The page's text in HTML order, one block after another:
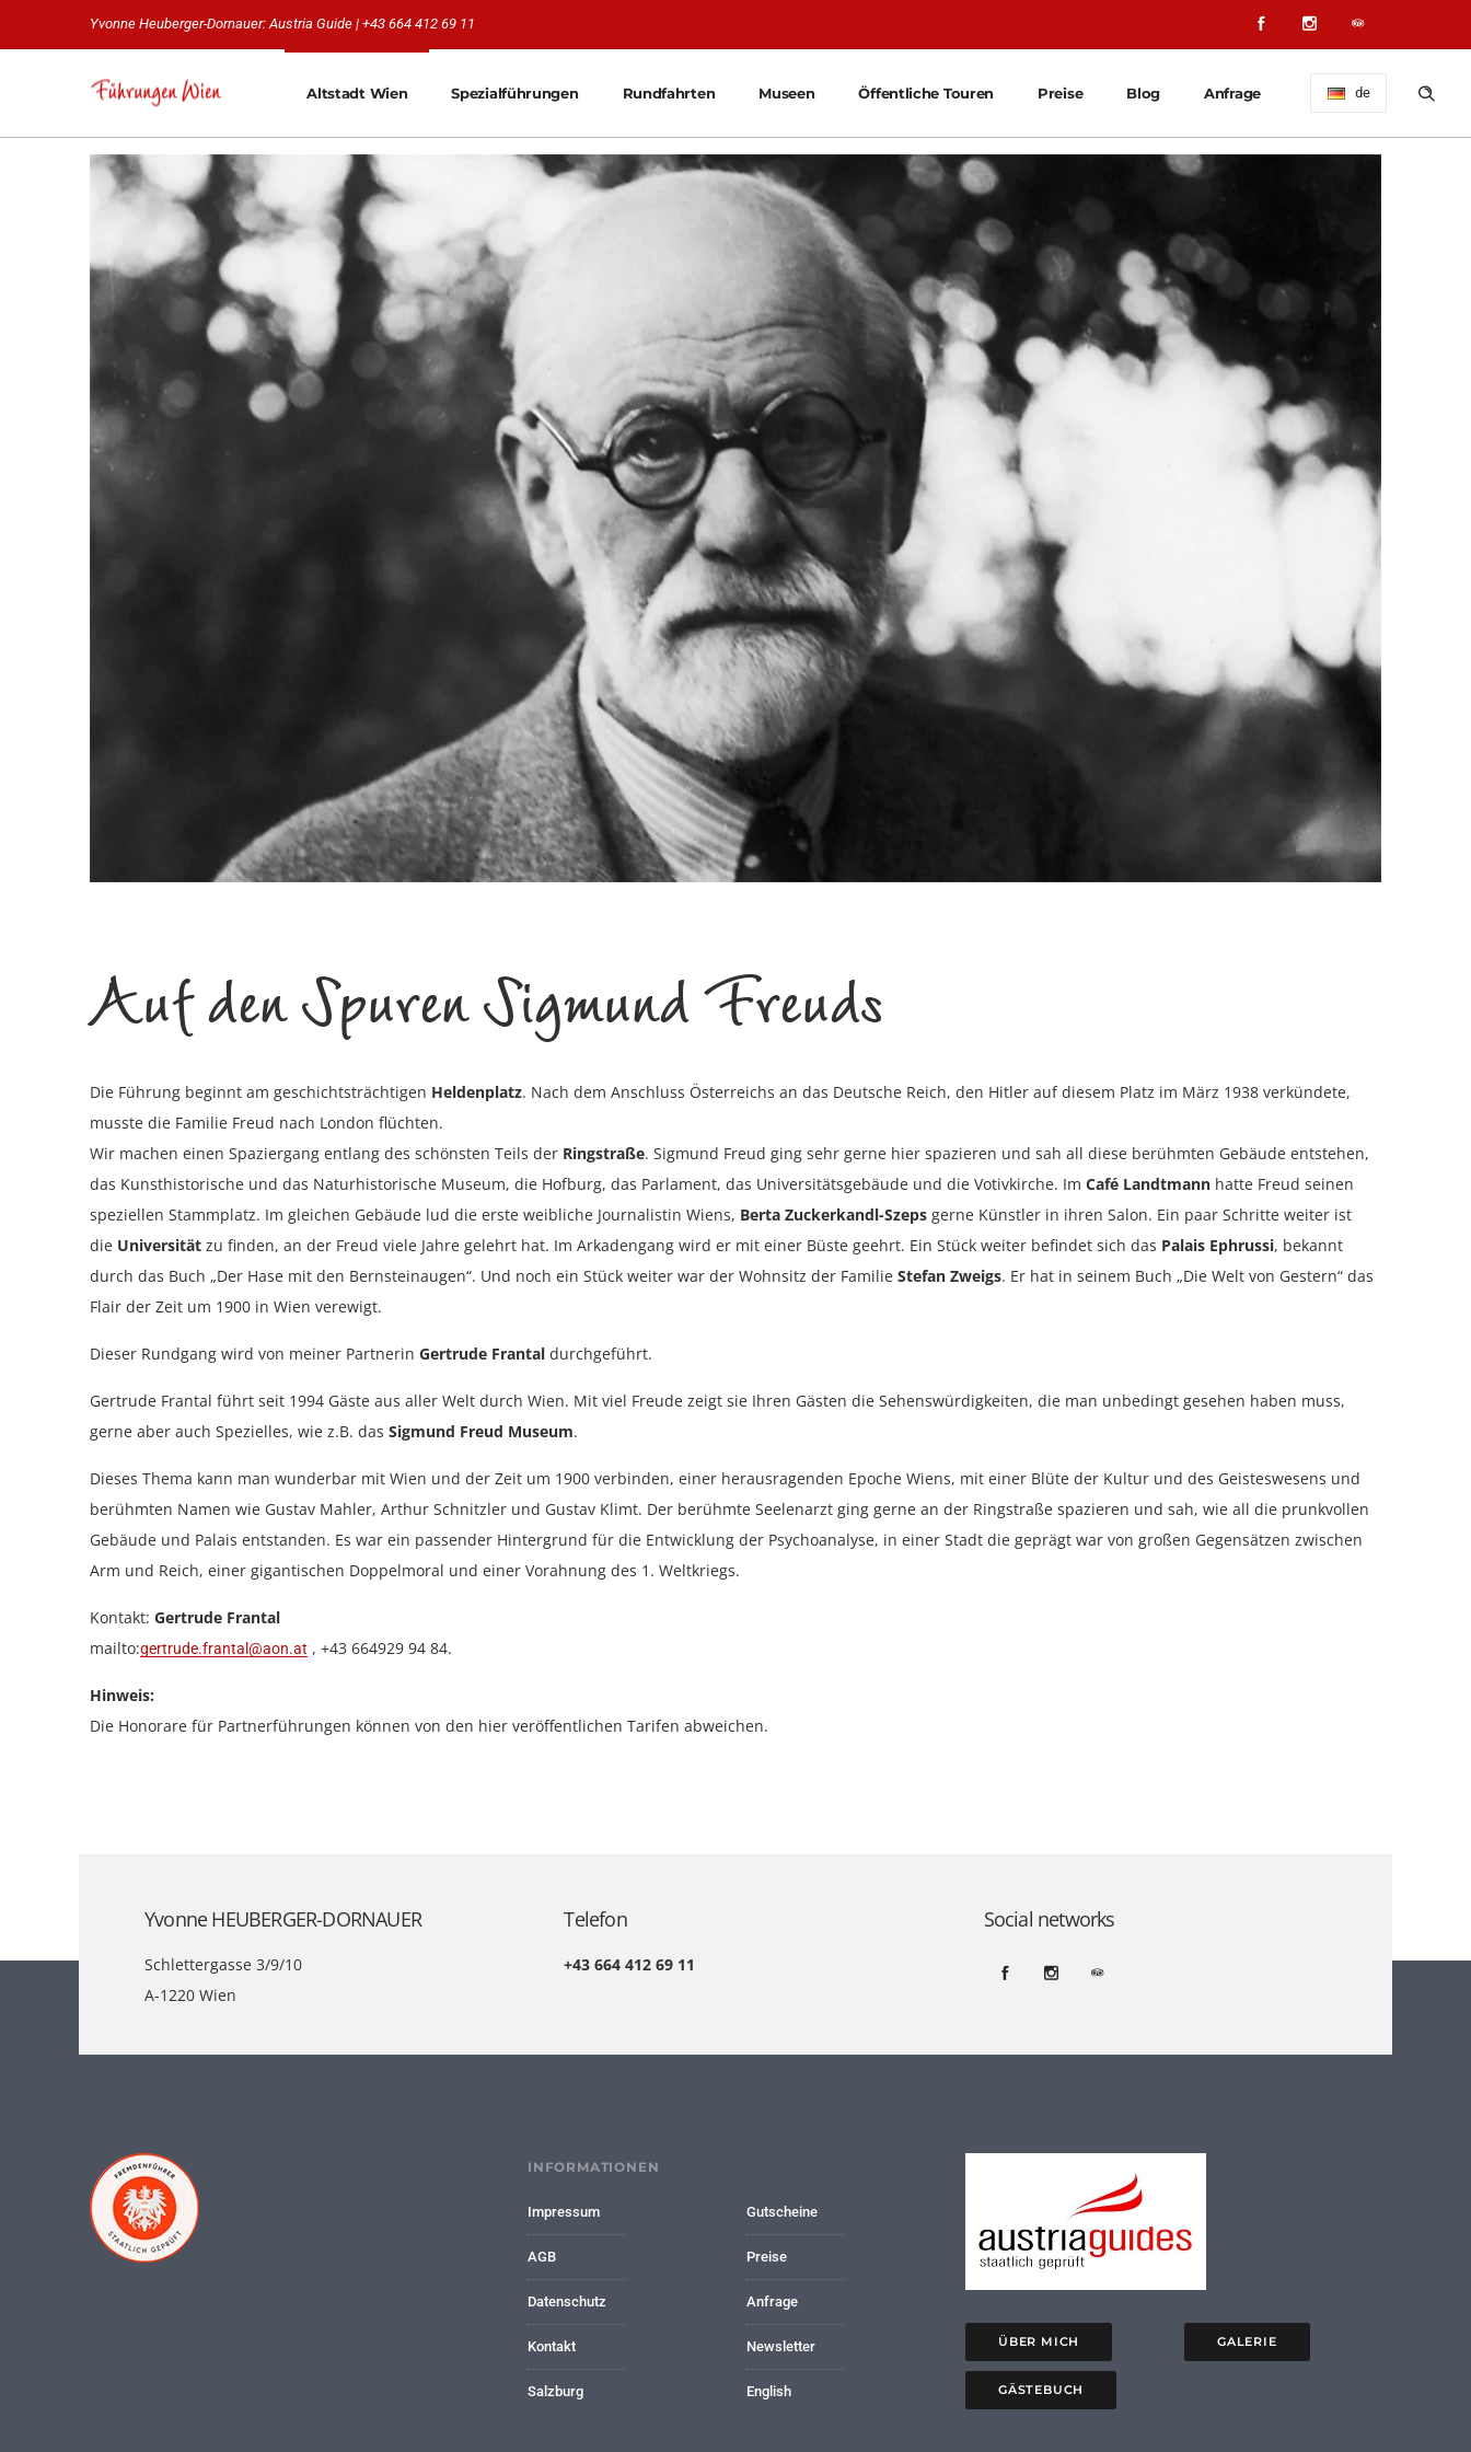
Yvonne Heuberger-Dornauer: Austria Guide | +43 664 412 69 11
de
Altstadt Wien Spezialführungen Rundfahrten Museen Öffentliche Touren Preise Blog Anfrage
Auf den Spuren Sigmund Freuds
Die Führung beginnt am geschichtsträchtigen Heldenplatz. Nach dem Anschluss Österreichs an das Deutsche Reich, den Hitler auf diesem Platz im März 1938 verkündete,
musste die Familie Freud nach London flüchten.
Wir machen einen Spaziergang entlang des schönsten Teils der Ringstraße. Sigmund Freud ging sehr gerne hier spazieren und sah all diese berühmten Gebäude entstehen,
das Kunsthistorische und das Naturhistorische Museum, die Hofburg, das Parlament, das Universitätsgebäude und die Votivkirche. Im Café Landtmann hatte Freud seinen
speziellen Stammplatz. Im gleichen Gebäude lud die erste weibliche Journalistin Wiens, Berta Zuckerkandl-Szeps gerne Künstler in ihren Salon. Ein paar Schritte weiter ist
die Universität zu finden, an der Freud viele Jahre gelehrt hat. Im Arkadengang wird er mit einer Büste geehrt. Ein Stück weiter befindet sich das Palais Ephrussi, bekannt
durch das Buch „Der Hase mit den Bernsteinaugen“. Und noch ein Stück weiter war der Wohnsitz der Familie Stefan Zweigs. Er hat in seinem Buch „Die Welt von Gestern“ das
Flair der Zeit um 1900 in Wien verewigt.
Dieser Rundgang wird von meiner Partnerin Gertrude Frantal durchgeführt.
Gertrude Frantal führt seit 1994 Gäste aus aller Welt durch Wien. Mit viel Freude zeigt sie Ihren Gästen die Sehenswürdigkeiten, die man unbedingt gesehen haben muss,
gerne aber auch Spezielles, wie z.B. das Sigmund Freud Museum.
Dieses Thema kann man wunderbar mit Wien und der Zeit um 1900 verbinden, einer herausragenden Epoche Wiens, mit einer Blüte der Kultur und des Geisteswesens und
berühmten Namen wie Gustav Mahler, Arthur Schnitzler und Gustav Klimt. Der berühmte Seelenarzt ging gerne an der Ringstraße spazieren und sah, wie all die prunkvollen
Gebäude und Palais entstanden. Es war ein passender Hintergrund für die Entwicklung der Psychoanalyse, in einer Stadt die geprägt war von großen Gegensätzen zwischen
Arm und Reich, einer gigantischen Doppelmoral und einer Vorahnung des 1. Weltkriegs.
Kontakt: Gertrude Frantal
mailto:gertrude.frantal@aon.at , +43 664929 94 84.
Hinweis:
Die Honorare für Partnerführungen können von den hier veröffentlichen Tarifen abweichen.
Yvonne HEUBERGER-DORNAUER
Schlettergasse 3/9/10
A-1220 Wien
Telefon
+43 664 412 69 11
Social networks
INFORMATIONEN
Impressum
AGB
Datenschutz
Kontakt
Salzburg
Gutscheine
Preise
Anfrage
Newsletter
English
ÜBER MICH GALERIE
GÄSTEBUCH